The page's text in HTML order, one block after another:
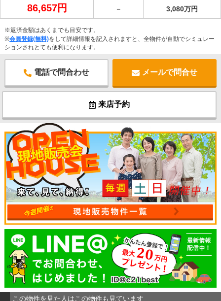
86,657円 － 3,080万円
※返済金額はあくまでも目安です。
※会員登録(無料)をして詳細情報を記入されますと、全物件が自動でシミュレー
ションされとても便利になります。
電話で問合わせ メールで問合せ
来店予約
この物件を見た人はこの物件も見ています